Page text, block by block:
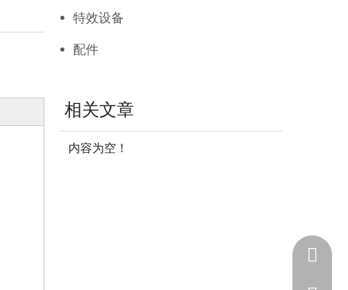
特效设备
配件
相关文章
内容为空！
+86 -